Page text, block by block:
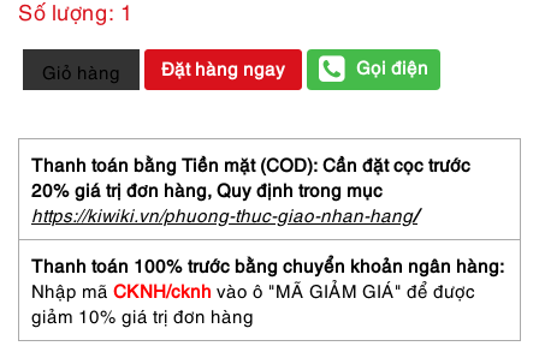
Số lượng: 1
5514-
Gọng
nữ-
Mới/Chưa
sử
dụng-
MIJ
DYNA
TITAN
712
rimless
Giỏ hàng Đặt hàng ngay Gọi điện
Thanh toán bằng Tiền mặt (COD): Cần đặt cọc trước
20% giá trị đơn hàng, Quy định trong mục
https://kiwiki.vn/phuong-thuc-giao-nhan-hang/
Thanh toán 100% trước bằng chuyển khoản ngân hàng:
Nhập mã CKNH/cknh vào ô "MÃ GIẢM GIÁ" để được
giảm 10% giá trị đơn hàng